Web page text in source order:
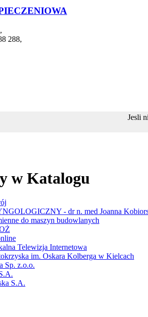
288,
Jesli
w Katalogu
- dr n. med Joanna
do maszyn budowlanych
Telewizja Internetowa
im. Oskara Kolberga w Kielcach
Sp. z.o.o.
S.A.